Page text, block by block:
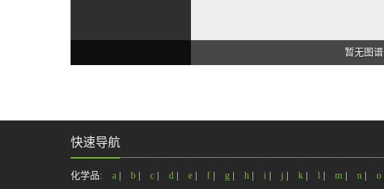
暂无图谱
快速导航
化学品: a b c d e f g h i j k l m n o